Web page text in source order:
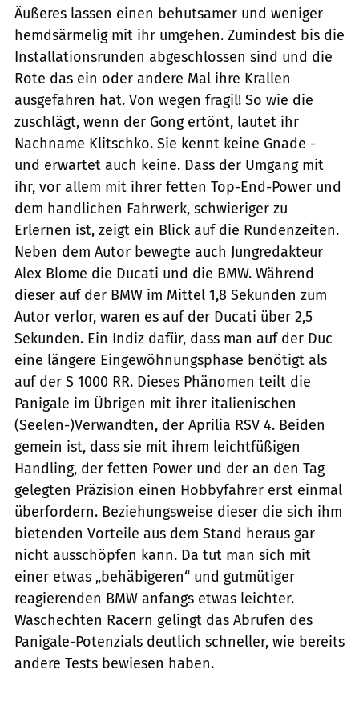
Äußeres lassen einen behutsamer und weniger
hemdsärmelig mit ihr umgehen. Zumindest bis die
Installationsrunden abgeschlossen sind und die
Rote das ein oder andere Mal ihre Krallen
ausgefahren hat. Von wegen fragil! So wie die
zuschlägt, wenn der Gong ertönt, lautet ihr
Nachname Klitschko. Sie kennt keine Gnade -
und erwartet auch keine. Dass der Umgang mit
ihr, vor allem mit ihrer fetten Top-End-Power und
dem handlichen Fahrwerk, schwieriger zu
Erlernen ist, zeigt ein Blick auf die Rundenzeiten.
Neben dem Autor bewegte auch Jungredakteur
Alex Blome die Ducati und die BMW. Während
dieser auf der BMW im Mittel 1,8 Sekunden zum
Autor verlor, waren es auf der Ducati über 2,5
Sekunden. Ein Indiz dafür, dass man auf der Duc
eine längere Eingewöhnungsphase benötigt als
auf der S 1000 RR. Dieses Phänomen teilt die
Panigale im Übrigen mit ihrer italienischen
(Seelen-)Verwandten, der Aprilia RSV 4. Beiden
gemein ist, dass sie mit ihrem leichtfüßigen
Handling, der fetten Power und der an den Tag
gelegten Präzision einen Hobbyfahrer erst einmal
überfordern. Beziehungsweise dieser die sich ihm
bietenden Vorteile aus dem Stand heraus gar
nicht ausschöpfen kann. Da tut man sich mit
einer etwas „behäbigeren“ und gutmütiger
reagierenden BMW anfangs etwas leichter.
Waschechten Racern gelingt das Abrufen des
Panigale-Potenzials deutlich schneller, wie bereits
andere Tests bewiesen haben.